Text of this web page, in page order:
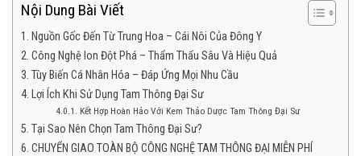
Nội Dung Bài Viết
Nguồn Gốc Đến Từ Trung Hoa – Cái Nôi Của Đông Y
Công Nghệ Ion Đột Phá – Thẩm Thấu Sâu Và Hiệu Quả
Tùy Biến Cá Nhân Hóa – Đáp Ứng Mọi Nhu Cầu
Lợi Ích Khi Sử Dụng Tam Thông Đại Sư
Kết Hợp Hoàn Hảo Với Kem Thảo Dược Tam Thông Đại Sư
Tại Sao Nên Chọn Tam Thông Đại Sư?
CHUYỂN GIAO TOÀN BỘ CÔNG NGHỆ TAM THÔNG ĐẠI MIỄN PHÍ